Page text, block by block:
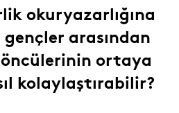
okuryazarlığına
arasından
ortaya
kolaylaştırabilir?